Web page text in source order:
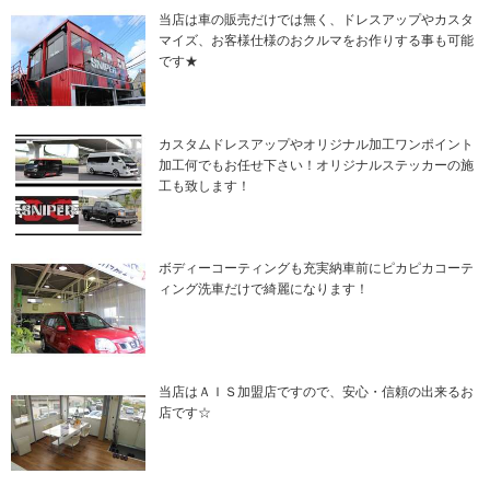
当店は車の販売だけでは無く、ドレスアップやカスタ
マイズ、お客様仕様のおクルマをお作りする事も可能
です★
カスタムドレスアップやオリジナル加工ワンポイント
加工何でもお任せ下さい！オリジナルステッカーの施
工も致します！
ボディーコーティングも充実納車前にピカピカコーテ
ィング洗車だけで綺麗になります！
当店はＡＩＳ加盟店ですので、安心・信頼の出来るお
店です☆